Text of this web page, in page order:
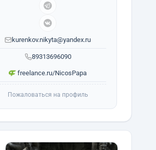
89313696090
kurenkov.nikyta@yandex.ru
freelance.ru/NicosPapa
Пожаловаться на профиль